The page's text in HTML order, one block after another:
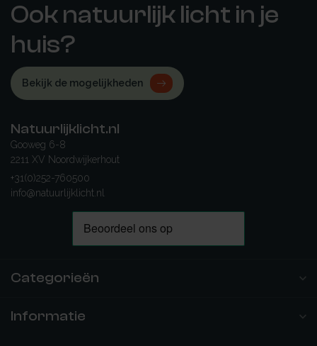
Ook natuurlijk licht in je
huis?
Bekijk de mogelijkheden
Natuurlijklicht.nl
Gooweg 6-8
2211 XV Noordwijkerhout
+31(0)252-760500
info@natuurlijklicht.nl
Categorieën
Informatie